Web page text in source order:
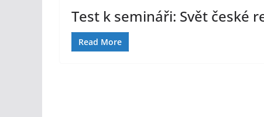
Test k semináři: Svět české
Read More